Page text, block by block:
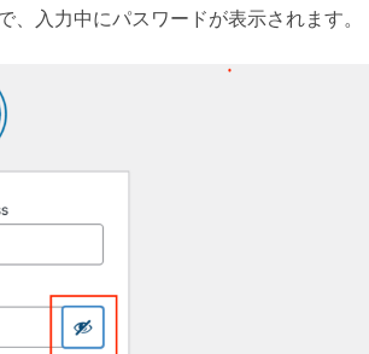
入力中にパスワードが表示されます。